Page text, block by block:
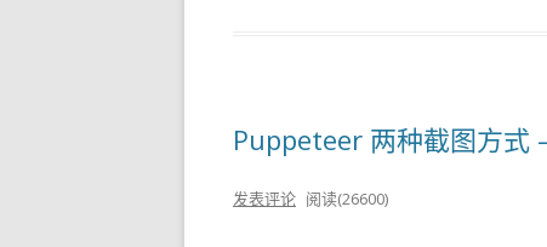
Puppeteer 两种截图方式
发表评论 阅读(26600)